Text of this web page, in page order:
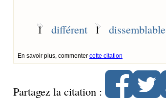
1 différent 1 dissemblable
En savoir plus, commenter cette citation
Partagez la citation :